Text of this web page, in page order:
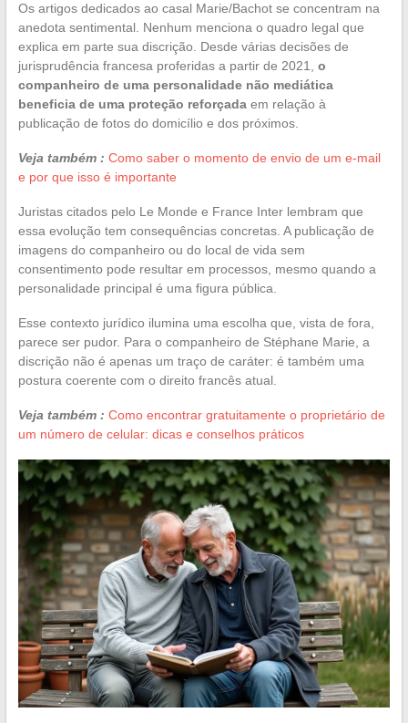
Os artigos dedicados ao casal Marie/Bachot se concentram na
anedota sentimental. Nenhum menciona o quadro legal que
explica em parte sua discrição. Desde várias decisões de
jurisprudência francesa proferidas a partir de 2021, o
companheiro de uma personalidade não mediática
beneficia de uma proteção reforçadaem relação à
publicação de fotos do domicílio e dos próximos.
Veja também : Como saber o momento de envio de um e-mail
e por que isso é importante
Juristas citados pelo Le Monde e France Inter lembram que
essa evolução tem consequências concretas. A publicação de
imagens do companheiro ou do local de vida sem
consentimento pode resultar em processos, mesmo quando a
personalidade principal é uma figura pública.
Esse contexto jurídico ilumina uma escolha que, vista de fora,
parece ser pudor. Para o companheiro de Stéphane Marie, a
discrição não é apenas um traço de caráter: é também uma
postura coerente com o direito francês atual.
Veja também : Como encontrar gratuitamente o proprietário de
um número de celular: dicas e conselhos práticos